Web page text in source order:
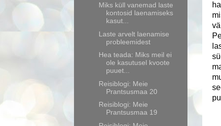
Miks küll vanemad laste
kontosid laenamiseks
kasut...
Laste arvelt laenamise
probleemidest
Hea teada: Miks meil ei
ole kasutusel kvoote
puuet...
Reisiblogi: Meie
Prantsusmaa 20
Reisiblogi: Meie
Prantsusmaa 19